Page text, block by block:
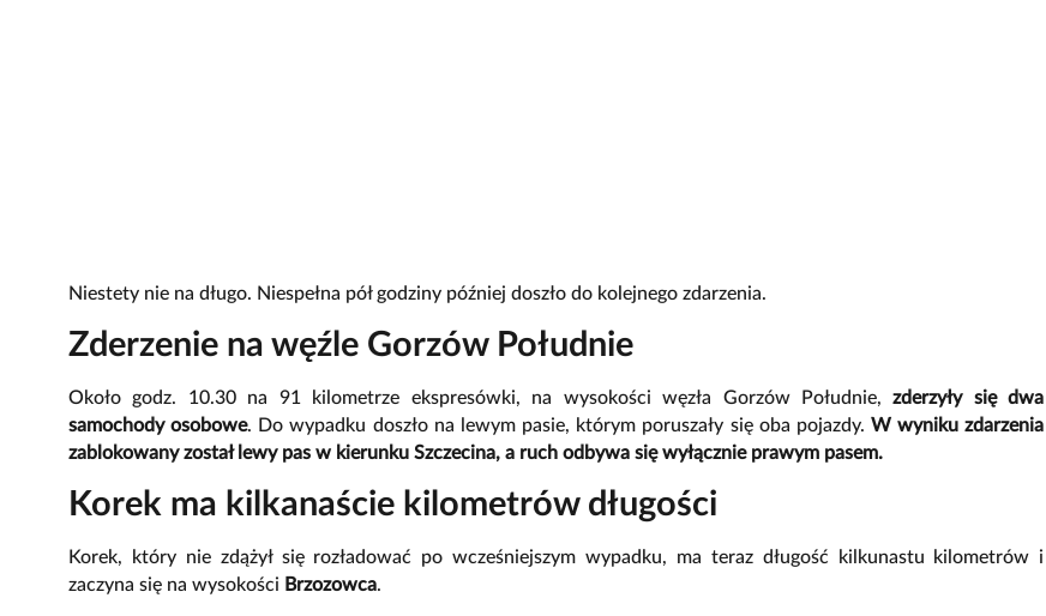
Niestety nie na długo. Niespełna pół godziny później doszło do kolejnego zdarzenia.
Zderzenie na węźle Gorzów Południe
Około godz. 10.30 na 91 kilometrze ekspresówki, na wysokości węzła Gorzów Południe,zderzyły się dwa
samochody osobowe. Do wypadku doszło na lewym pasie, którym poruszały się oba pojazdy.W wyniku zdarzenia
zablokowany został lewy pas w kierunku Szczecina, a ruch odbywa się wyłącznie prawym pasem.
Korek ma kilkanaście kilometrów długości
Korek, który nie zdążył się rozładować po wcześniejszym wypadku, ma teraz długość kilkunastu kilometrów i
zaczyna się na wysokości Brzozowca.